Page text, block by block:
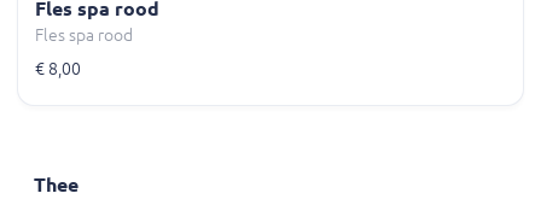
Fles spa rood
Fles spa rood
€ 8,00
Thee